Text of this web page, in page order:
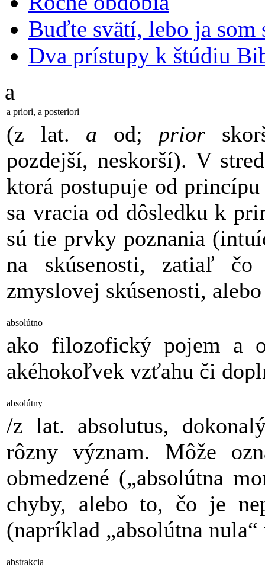
Buďte svätí, lebo ja som
Dva prístupy k štúdiu
a
a priori, a posteriori
(z lat. a od; prior
pozdejší, neskorší). V
ktorá postupuje od
sa vracia od dôsledku k
sú tie prvky poznania
na skúsenosti, zatiaľ
zmyslovej skúsenosti,
absolútno
ako filozofický pojem a
akéhokoľvek vzťahu či
absolútny
/z lat. absolutus,
rôzny význam. Môže
obmedzené („absolútna
chyby, alebo to, čo je
(napríklad „absolútna
abstrakcia